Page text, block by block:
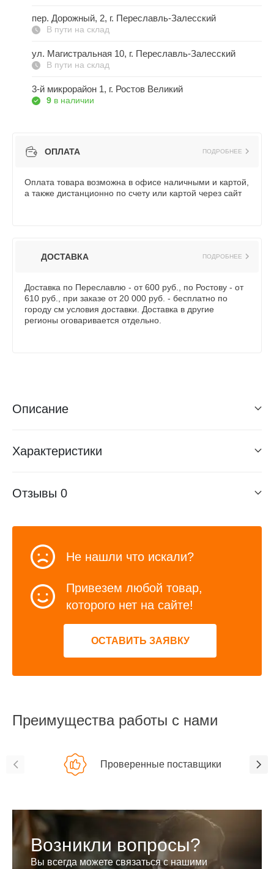
пер. Дорожный, 2, г. Переславль-Залесский
В пути на склад
ул. Магистральная 10, г. Переславль-Залесский
В пути на склад
3-й микрорайон 1, г. Ростов Великий
9 в наличии
ОПЛАТА ПОДРОБНЕЕ
Оплата товара возможна в офисе наличными и картой,
а также дистанционно по счету или картой через сайт
ДОСТАВКА ПОДРОБНЕЕ
Доставка по Переславлю - от 600 руб., по Ростову - от
610 руб., при заказе от 20 000 руб. - бесплатно по
городу см условия доставки. Доставка в другие
регионы оговаривается отдельно.
Описание
Характеристики
Отзывы 0
Не нашли что искали?
Привезем любой товар,
которого нет на сайте!
ОСТАВИТЬ ЗАЯВКУ
Преимущества работы с нами
Проверенные поставщики
Возникли вопросы?
Вы всегда можете связаться с нашими